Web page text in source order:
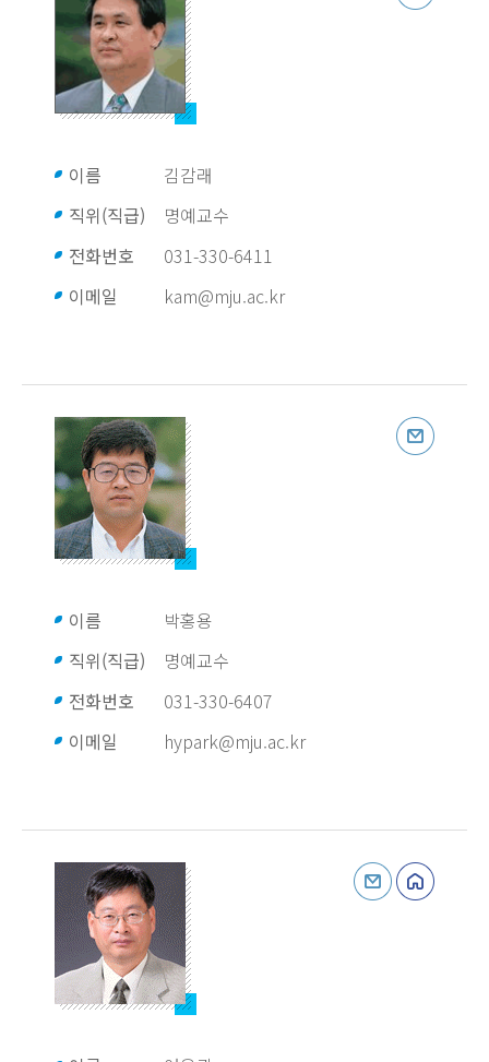
이름
김감래
직위(직급)
명예교수
전화번호
031-330-6411
이메일
kam@mju.ac.kr
이름
박홍용
직위(직급)
명예교수
전화번호
031-330-6407
이메일
hypark@mju.ac.kr